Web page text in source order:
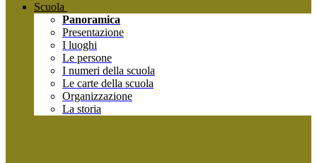
Scuola
Panoramica
Presentazione
I luoghi
Le persone
I numeri della scuola
Le carte della scuola
Organizzazione
La storia